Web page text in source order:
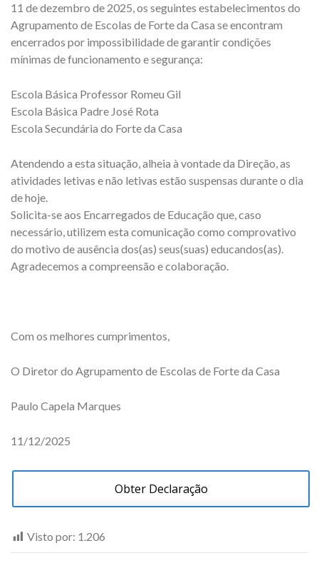
11 de dezembro de 2025, os seguintes estabelecimentos do
Agrupamento de Escolas de Forte da Casa se encontram
encerrados por impossibilidade de garantir condições
mínimas de funcionamento e segurança:
Escola Básica Professor Romeu Gil
Escola Básica Padre José Rota
Escola Secundária do Forte da Casa
Atendendo a esta situação, alheia à vontade da Direção, as
atividades letivas e não letivas estão suspensas durante o dia
de hoje.
Solicita-se aos Encarregados de Educação que, caso
necessário, utilizem esta comunicação como comprovativo
do motivo de ausência dos(as) seus(suas) educandos(as).
Agradecemos a compreensão e colaboração.
Com os melhores cumprimentos,
O Diretor do Agrupamento de Escolas de Forte da Casa
Paulo Capela Marques
11/12/2025
Obter Declaração
Visto por: 1.206